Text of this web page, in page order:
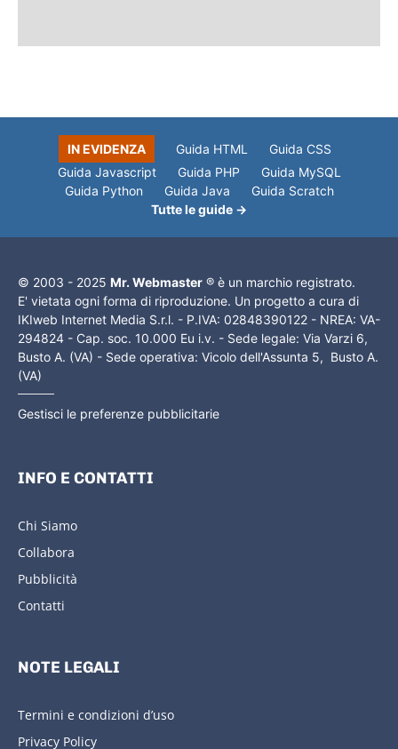
IN EVIDENZA Guida HTML
Guida CSS
Guida Javascript
Guida PHP
Guida MySQL
Guida Python
Guida Java
Guida Scratch
Tutte le guide →
© 2003 - 2025 Mr. Webmaster ® è un marchio registrato.
E' vietata ogni forma di riproduzione. Un progetto a cura di
IKIweb Internet Media S.r.l. - P.IVA: 02848390122 - NREA: VA-
294824 - Cap. soc. 10.000 Eu i.v. - Sede legale: Via Varzi 6,
Busto A. (VA) - Sede operativa: Vicolo dell'Assunta 5, Busto A.
(VA)
Gestisci le preferenze pubblicitarie
INFO E CONTATTI
Chi Siamo
Collabora
Pubblicità
Contatti
NOTE LEGALI
Termini e condizioni d’uso
Privacy Policy